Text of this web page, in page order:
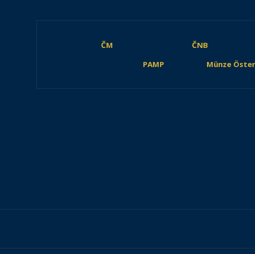
ČM ČNB
PAMP
Münze